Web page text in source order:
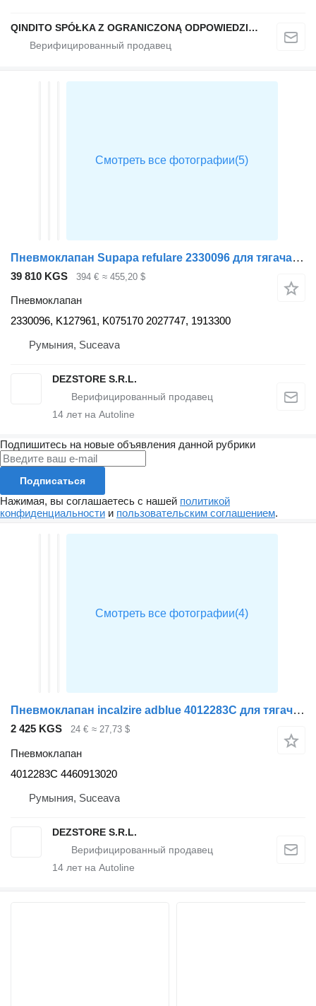
QINDITO SPÓŁKA Z OGRANICZONĄ ODPOWIEDZIALNOŚCIĄ
Пневмоклапан Supapa refulare 2330096 для тягача DAF XF
39 810 KGS 394 € ≈ 455,20 $
Пневмоклапан
2330096, K127961, K075170 2027747, 1913300
Румыния, Suceava
DEZSTORE S.R.L.
14 лет на Autoline
Подпишитесь на новые объявления данной рубрики
Подписаться
Нажимая, вы соглашаетесь с нашей политикой
конфиденциальности и пользовательским соглашением.
Пневмоклапан incalzire adblue 4012283C для тягача DAF XF105
2 425 KGS 24 € ≈ 27,73 $
Пневмоклапан
4012283C 4460913020
Румыния, Suceava
DEZSTORE S.R.L.
14 лет на Autoline